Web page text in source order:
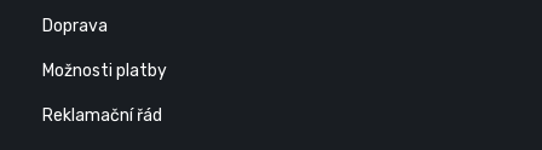
Doprava
Možnosti platby
Reklamační řád